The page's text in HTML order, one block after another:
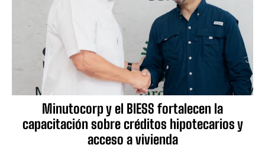
Minutocorp y el BIESS fortalecen la
capacitación sobre créditos hipotecarios y
acceso a vivienda